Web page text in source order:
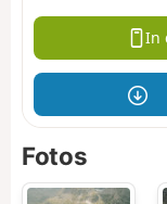
In
Fotos